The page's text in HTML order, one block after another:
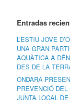
Entradas
L’ESTIU JOVE
UNA GRAN
AQUÀTICA A
DES DE LA
ONDARA
PREVENCIÓ
JUNTA LOCAL DE